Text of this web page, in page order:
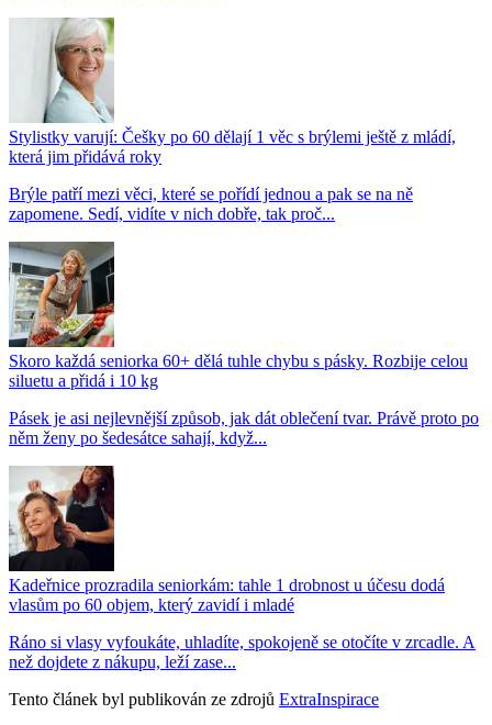
Stylistky varují: Češky po 60 dělají 1 věc s brýlemi ještě z mládí,
která jim přidává roky
Brýle patří mezi věci, které se pořídí jednou a pak se na ně
zapomene. Sedí, vidíte v nich dobře, tak proč...
Skoro každá seniorka 60+ dělá tuhle chybu s pásky. Rozbije celou
siluetu a přidá i 10 kg
Pásek je asi nejlevnější způsob, jak dát oblečení tvar. Právě proto po
něm ženy po šedesátce sahají, když...
Kadeřnice prozradila seniorkám: tahle 1 drobnost u účesu dodá
vlasům po 60 objem, který zavidí i mladé
Ráno si vlasy vyfoukáte, uhladíte, spokojeně se otočíte v zrcadle. A
než dojdete z nákupu, leží zase...
Tento článek byl publikován ze zdrojů ExtraInspirace